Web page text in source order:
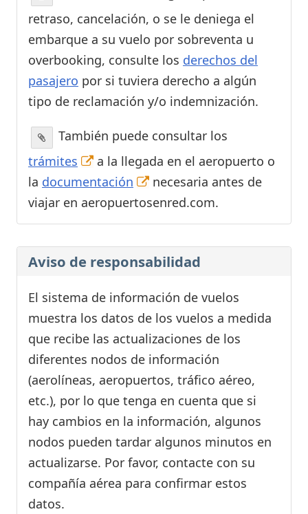
retraso, cancelación, o se le deniega el
embarque a su vuelo por sobreventa u
overbooking, consulte los derechos del
pasajero por si tuviera derecho a algún
tipo de reclamación y/o indemnización.
También puede consultar los
trámites
a la llegada en el aeropuerto o
la documentación
necesaria antes de
viajar en aeropuertosenred.com.
Aviso de responsabilidad
El sistema de información de vuelos
muestra los datos de los vuelos a medida
que recibe las actualizaciones de los
diferentes nodos de información
(aerolíneas, aeropuertos, tráfico aéreo,
etc.), por lo que tenga en cuenta que si
hay cambios en la información, algunos
nodos pueden tardar algunos minutos en
actualizarse. Por favor, contacte con su
compañía aérea para confirmar estos
datos.